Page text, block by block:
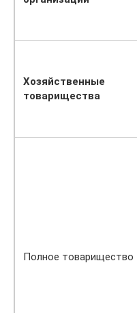
Хозяйственные
товарищества
Полное товарищество